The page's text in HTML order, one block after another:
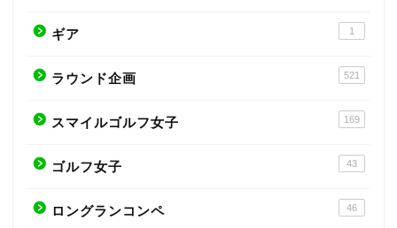
ギア 1
ラウンド企画 521
スマイルゴルフ女子 169
ゴルフ女子 43
ロングランコンペ 46